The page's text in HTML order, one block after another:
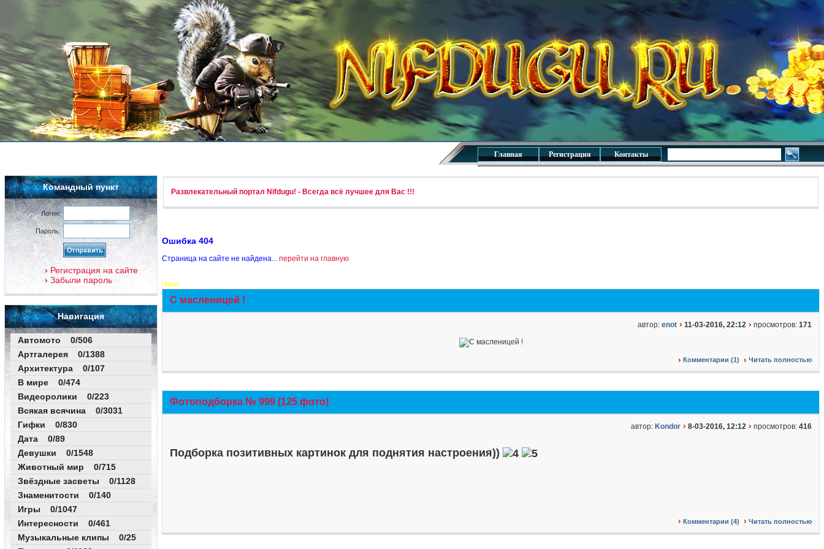
Главная Регистрация Контакты
Командный пункт
Логин:
Пароль:
Регистрация на сайте
Забыли пароль
Навигация
Автомото 0/506
Артгалерея 0/1388
Архитектура 0/107
В мире 0/474
Видеоролики 0/223
Всякая всячина 0/3031
Гифки 0/830
Дата 0/89
Девушки 0/1548
Животный мир 0/715
Звёздные засветы 0/1128
Знаменитости 0/140
Игры 0/1047
Интересности 0/461
Музыкальные клипы 0/25
Развлекательный портал Nifdugu! - Всегда всё лучшее для Вас !!!
Ошибка 404
Страница на сайте не найдена... перейти на главную
New!
С масленицей !
автор: enot 11-03-2016, 22:12 просмотров: 171
Комментарии (1) Читать полностью
Фотоподборка № 999 (125 фото)
автор: Kondor 8-03-2016, 12:12 просмотров: 416
Подборка позитивных картинок для поднятия настроения))
Комментарии (4) Читать полностью